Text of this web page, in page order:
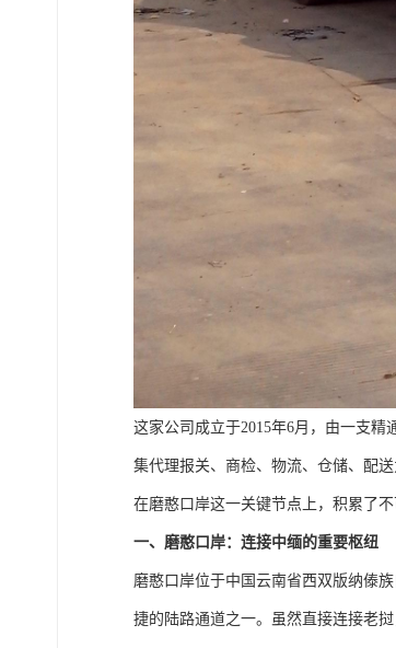
这家公司成立于2015年6月，由一支
集代理报关、商检、物流、仓储、配
在磨憨口岸这一关键节点上，积累了不
一、磨憨口岸：连接中缅的重要枢纽
磨憨口岸位于中国云南省西双版纳傣
捷的陆路通道之一。虽然直接连接老